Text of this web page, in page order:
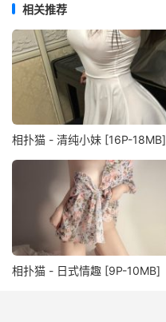
相关推荐
相扑猫 - 清纯小妹 [16P-18MB]
相扑猫 - 日式情趣 [9P-10MB]